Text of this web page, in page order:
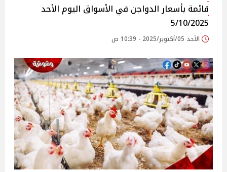
قائمة بأسعار الدواجن في الأسواق‎‎ اليوم الأحد
5/10/2025
الأحد 05/أكتوبر/2025 - 10:39 ص